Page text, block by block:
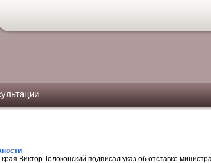
Виктор Толоконский подписал указ об отставке